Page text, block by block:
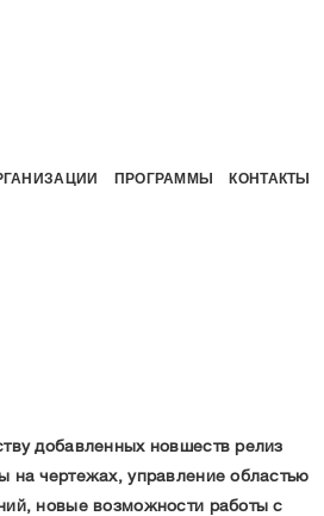
ПРОГРАММЫ КОНТАКТЫ
добавленных новшеств релиз
на чертежах, управление областью
новые возможности работы с